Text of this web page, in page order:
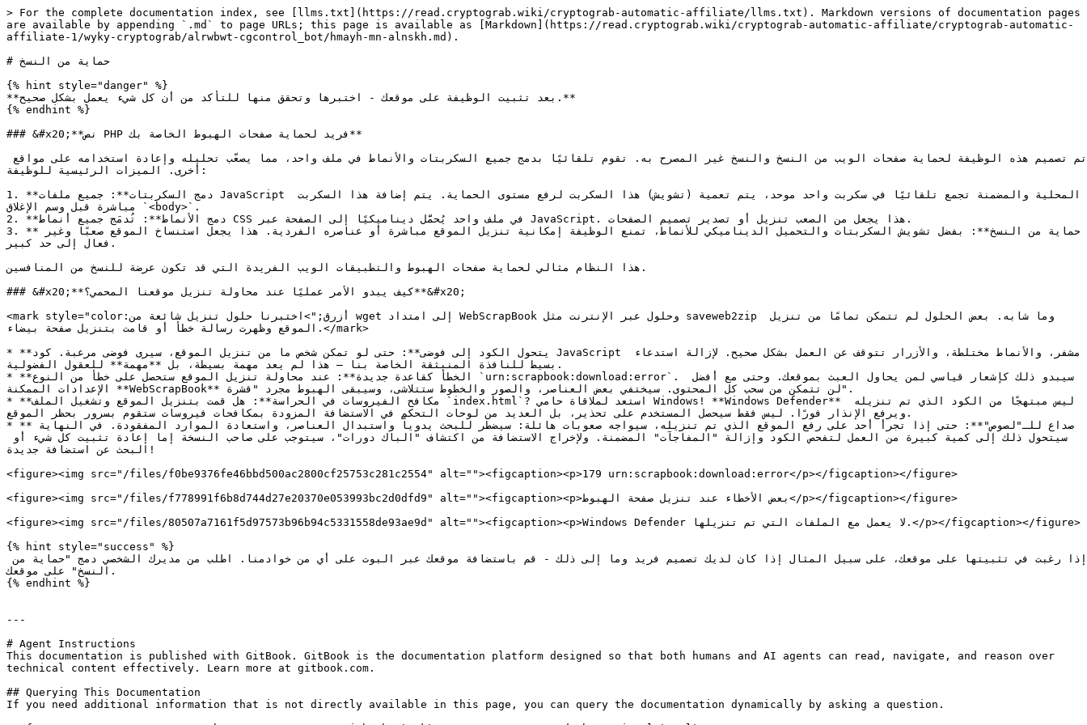
> For the complete documentation index, see [llms.txt](https://read.cryptograb.wiki/cryptograb-automatic-affiliate/llms.txt). Markdown versions of documentation pages
are available by appending `.md` to page URLs; this page is available as [Markdown](https://read.cryptograb.wiki/cryptograb-automatic-affiliate/cryptograb-automatic-
affiliate-1/wyky-cryptograb/alrwbwt-cgcontrol_bot/hmayh-mn-alnskh.md).
# حماية من النسخ
{% hint style="danger" %}
**بعد تثبيت الوظيفة على موقعك - اختبرها وتحقق منها للتأكد من أن كل شيء يعمل بشكل صحيح.**
{% endhint %}
### &#x20;**نص PHP فريد لحماية صفحات الهبوط الخاصة بك**
أخرى. الميزات الرئيسية للوظيفة:
1. **دمج السكربتات**: جميع ملفات JavaScript المحلية والمضمنة تجمع تلقائيًا في سكربت واحد موحد، يتم تعمية (تشويش) هذا السكربت لرفع مستوى الحماية. يتم إضافة هذا السكربت
مباشرة قبل وسم الإغلاق `<body>`.
2. **دمج الأنماط**: تُدمَج جميع أنماط CSS في ملف واحد يُحمَّل ديناميكيًا إلى الصفحة عبر JavaScript. هذا يجعل من الصعب تنزيل أو تصدير تصميم الصفحات.
3. **حماية من النسخ**: بفضل تشويش السكربتات والتحميل الديناميكي للأنماط، تمنع الوظيفة إمكانية تنزيل الموقع مباشرة أو عناصره الفردية. هذا يجعل استنساخ الموقع صعبًا وغير
فعال إلى حد كبير.
هذا النظام مثالي لحماية صفحات الهبوط والتطبيقات الويب الفريدة التي قد تكون عرضة للنسخ من المنافسين.
### &#x20;**كيف يبدو الأمر عمليًا عند محاولة تنزيل موقعنا المحمي؟**&#x20;
<mark style="color:أزرق;">اختبرنا حلول تنزيل شائعة من wget إلى امتداد WebScrapBook وحلول عبر الإنترنت مثل saveweb2zip وما شابه. بعض الحلول لم تتمكن تمامًا من تنزيل
الموقع وظهرت رسالة خطأ أو قامت بتنزيل صفحة بيضاء.</mark>
* **يتحول الكود إلى فوضى**: حتى لو تمكن شخص ما من تنزيل الموقع، سيرى فوضى مرعبة. كود JavaScript مشفر، والأنماط مختلطة، والأزرار تتوقف عن العمل بشكل صحيح. لإزالة استدعاء
بسيط للنافذة المنبثقة الخاصة بنا — هذا لم يعد مهمة بسيطة، بل **مهمة** للعقول الفضولية.
* **الخطأ كقاعدة جديدة**: عند محاولة تنزيل الموقع ستحصل على خطأ من النوع `urn:scrapbook:download:error`. سيبدو ذلك كإشعار قياسي لمن يحاول العبث بموقعك. وحتى مع أفضل
الإعدادات الممكنة **WebScrapBook** لن تتمكن من سحب كل المحتوى. سيختفي بعض العناصر، والصور والخطوط ستتلاشى، وسيبقى الهبوط مجرد "قشرة".
* **مكافح الفيروسات في الحراسة**: هل قمت بتنزيل الموقع وتشغيل الملف `index.html`? استعد لملاقاة حامي Windows! **Windows Defender** ليس مبتهجًا من الكود الذي تم تنزيله
ويرفع الإنذار فورًا. ليس فقط سيحصل المستخدم على تحذير، بل العديد من لوحات التحكم في الاستضافة المزودة بمكافحات فيروسات ستقوم بسرور بحظر الموقع.
* **صداع للـ"لصوص"**: حتى إذا تجرأ أحد على رفع الموقع الذي تم تنزيله، سيواجه صعوبات هائلة: سيضطر للبحث يدوياً واستبدال العناصر، واستعادة الموارد المفقودة. في النهاية
البحث عن استضافة جديدة!
<figure><img src="/files/f0be9376fe46bbd500ac2800cf25753c281c2554" alt=""><figcaption><p>179 urn:scrapbook:download:error</p></figcaption></figure>
<figure><img src="/files/f778991f6b8d744d27e20370e053993bc2d0dfd9" alt=""><figcaption><p>بعض الأخطاء عند تنزيل صفحة الهبوط</p></figcaption></figure>
<figure><img src="/files/80507a7161f5d97573b96b94c5331558de93ae9d" alt=""><figcaption><p>Windows Defender لا يعمل مع الملفات التي تم تنزيلها.</p></figcaption></figure>
{% hint style="success" %}
إذا رغبت في تثبيتها على موقعك، على سبيل المثال إذا كان لديك تصميم فريد وما إلى ذلك - قم باستضافة موقعك عبر البوت على أي من خوادمنا. اطلب من مديرك الشخصي دمج "حماية من
النسخ" على موقعك.
{% endhint %}
---
# Agent Instructions
This documentation is published with GitBook. GitBook is the documentation platform designed so that both humans and AI agents can read, navigate, and reason over
technical content effectively. Learn more at gitbook.com.
## Querying This Documentation
If you need additional information that is not directly available in this page, you can query the documentation dynamically by asking a question.